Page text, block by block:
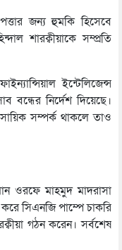
জন্য হুমকি হিসেবে
শারক্বীয়াকে সম্প্রতি
ইন্টেলিজেন্স
বন্ধের নির্দেশ দিয়েছে।
সম্পর্ক থাকলে তাও
ওরফে মাহমুদ মাদরাসা
সিএনজি পাম্পে চাকরি
গঠন করেন। সর্বশেষ